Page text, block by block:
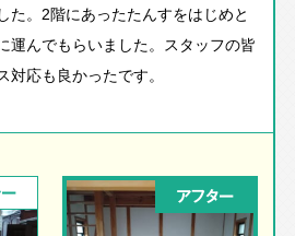
た。2階にあったたんすをはじめと
運んでもらいました。スタッフの皆
応も良かったです。
アフター